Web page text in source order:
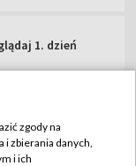
1. dzień
zgody na
i zbierania danych,
i ich